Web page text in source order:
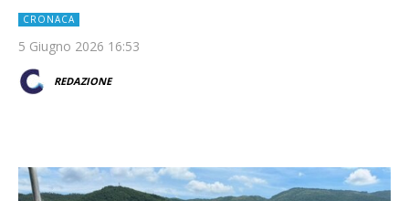
CRONACA
5 Giugno 2026 16:53
REDAZIONE